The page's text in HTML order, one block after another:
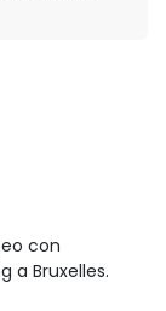
con
a Bruxelles.